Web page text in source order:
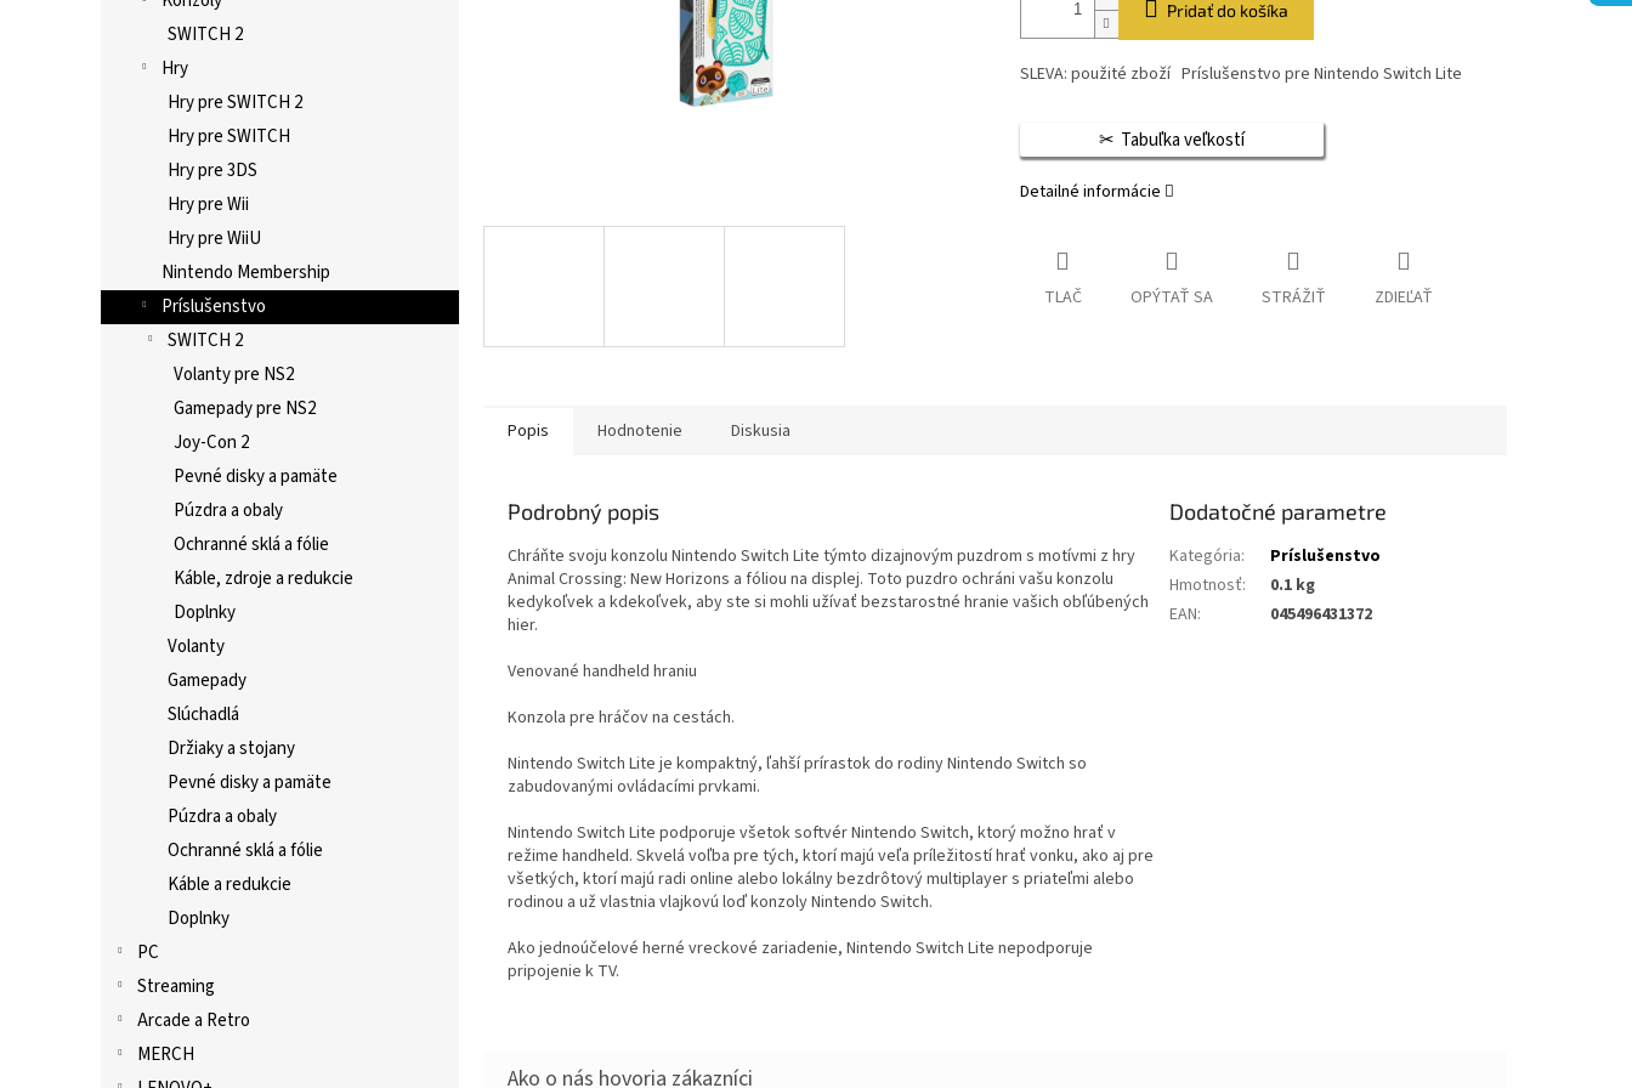
SWITCH 2
Hry
Hry pre SWITCH 2
Hry pre SWITCH
Hry pre 3DS
Hry pre Wii
Hry pre WiiU
Nintendo Membership
Príslušenstvo
SWITCH 2
Volanty pre NS2
Gamepady pre NS2
Joy-Con 2
Pevné disky a pamäte
Púzdra a obaly
Ochranné sklá a fólie
Káble, zdroje a redukcie
Doplnky
Volanty
Gamepady
Slúchadlá
Držiaky a stojany
Pevné disky a pamäte
Púzdra a obaly
Ochranné sklá a fólie
Káble a redukcie
Doplnky
PC
Streaming
Arcade a Retro
MERCH
Pridať do košíka
SLEVA: použité zboží Príslušenstvo pre Nintendo Switch Lite
Tabuľka veľkostí
Detailné informácie
TLAČ OPÝTAŤ SA STRÁŽIŤ ZDIEĽAŤ
Popis Hodnotenie Diskusia
Podrobný popis
Chráňte svoju konzolu Nintendo Switch Lite týmto dizajnovým puzdrom s motívmi z hry
Animal Crossing: New Horizons a fóliou na displej. Toto puzdro ochráni vašu konzolu
kedykoľvek a kdekoľvek, aby ste si mohli užívať bezstarostné hranie vašich obľúbených
hier.
Venované handheld hraniu
Konzola pre hráčov na cestách.
Nintendo Switch Lite je kompaktný, ľahší prírastok do rodiny Nintendo Switch so
zabudovanými ovládacími prvkami.
Nintendo Switch Lite podporuje všetok softvér Nintendo Switch, ktorý možno hrať v
režime handheld. Skvelá voľba pre tých, ktorí majú veľa príležitostí hrať vonku, ako aj pre
všetkých, ktorí majú radi online alebo lokálny bezdrôtový multiplayer s priateľmi alebo
rodinou a už vlastnia vlajkovú loď konzoly Nintendo Switch.
Ako jednoúčelové herné vreckové zariadenie, Nintendo Switch Lite nepodporuje
pripojenie k TV.
Dodatočné parametre
Kategória:
Príslušenstvo
Hmotnosť:
0.1 kg
EAN: 045496431372